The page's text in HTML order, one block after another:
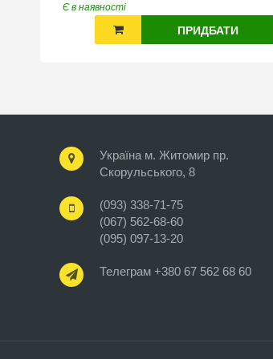
Є в наявності
ПРИДБАТИ
Україна м. Житомир пр.
Скорульського, 8
(093) 338-71-75
(067) 562-68-60
(095) 097-13-20
Телеграм +380 67 562 68 60